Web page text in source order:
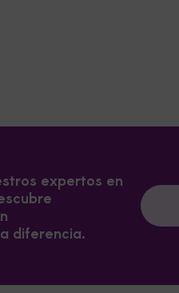
expertos en
diferencia.